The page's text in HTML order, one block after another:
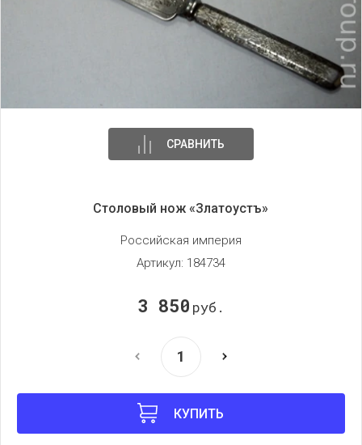
СРАВНИТЬ
Столовый нож «Златоустъ»
Российская империя
Артикул: 184734
3 850 руб.
КУПИТЬ